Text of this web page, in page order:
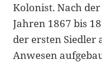
Kolonist. Nach
Jahren 1867 bis
der ersten
Anwesen